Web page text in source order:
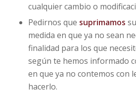
cualquier cambio o
Pedirnos que suprimamos
medida en que ya no sean
finalidad para los que
según te hemos informado
en que ya no contemos con
hacerlo.